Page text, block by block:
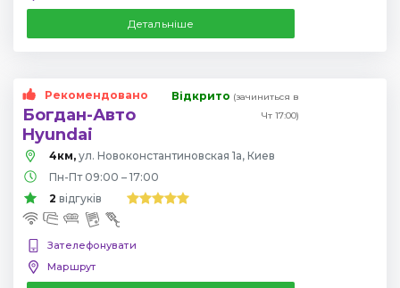
Детальніше
Рекомендовано
Богдан-Авто
Hyundai
Відкрито (зачиниться в
Чт 17:00)
4км, ул. Новоконстантиновская 1а, Киев
Пн-Пт 09:00 – 17:00
2 відгуків
Зателефонувати
Маршрут